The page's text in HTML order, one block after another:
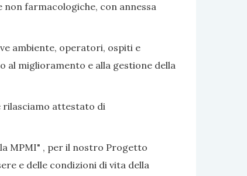
farmacologiche, con annessa
ambiente, operatori, ospiti e
al miglioramento e alla gestione della
rilasciamo attestato di
MPMI" , per il nostro Progetto
e delle condizioni di vita della